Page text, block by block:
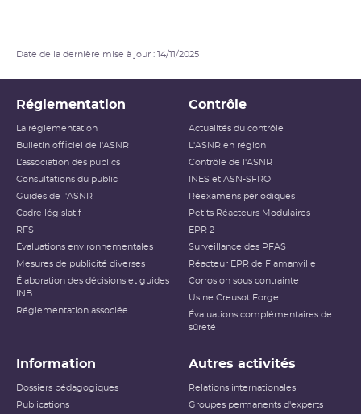
Date de la dernière mise à jour : 14/11/2025
Réglementation
La réglementation
Bulletin officiel de l'ASNR
L’association des publics
Consultations du public
Guides de l'ASNR
Cadre législatif
RFS
Évaluations environnementales
Mesures de publicité diverses
Élaboration des décisions et guides
INB
Réglementation associée
Contrôle
Actualités du contrôle
L'ASNR en région
Contrôle de l'ASNR
INES et ASN-SFRO
Réexamens périodiques
Petits Réacteurs Modulaires
EPR 2
Surveillance des PFAS
Réacteur EPR de Flamanville
Corrosion sous contrainte
Usine Creusot Forge
Évaluations complémentaires de
sûreté
Information
Dossiers pédagogiques
Publications
Autres activités
Relations internationales
Groupes permanents d'experts